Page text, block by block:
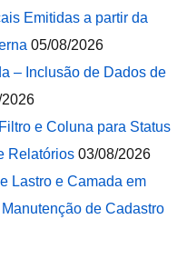
Emitidas a partir da
05/08/2026
– Inclusão de Dados de
e Coluna para Status
Relatórios 03/08/2026
Lastro e Camada em
de Cadastro